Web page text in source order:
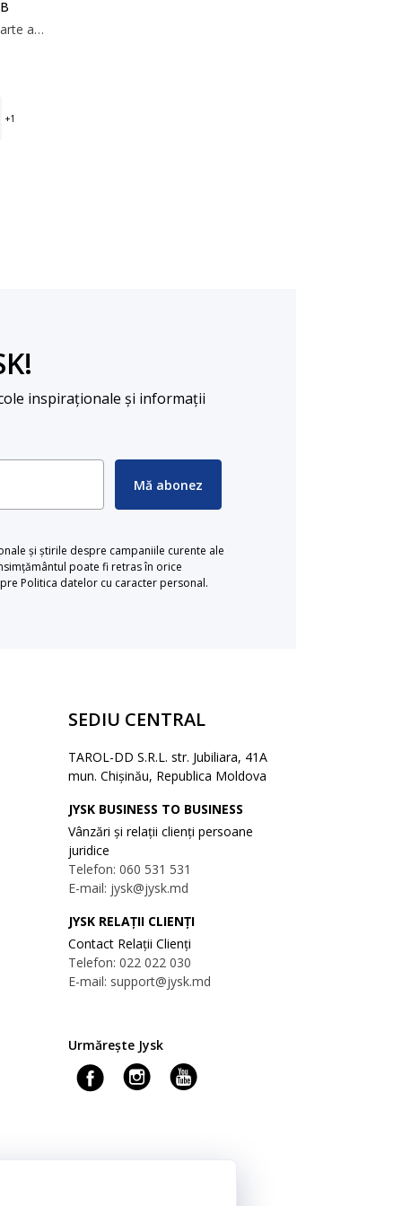
100% bumbac. Moale, gros și foarte absorbant. 600 g/m². 70x140 cm
inspiraționale și informații
Mă abonez
și știrile despre campaniile curente ale
poate fi retras în orice
Politica datelor cu caracter personal.
SEDIU CENTRAL
TAROL-DD S.R.L. str. Jubiliara, 41A
mun. Chișinău, Republica Moldova
JYSK BUSINESS TO BUSINESS
Vânzări și relații clienți persoane
juridice
Telefon: 060 531 531
E-mail: jysk@jysk.md
JYSK RELAȚII CLIENȚI
Contact Relații Clienți
Telefon: 022 022 030
E-mail: support@jysk.md
Urmărește Jysk